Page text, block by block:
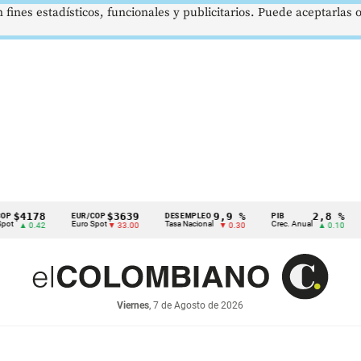
EUR/COP
Euro Spot
$3639
▼ 33.00
DESEMPLEO
Tasa Nacional
9,9 %
▼ 0.30
PIB
Crec. Anual
2,8 %
▲ 0.10
TRM
Tasa
Viernes, 7 de Agosto de 2026
estadísticos, funcionales y publicitarios. Puede aceptarlas